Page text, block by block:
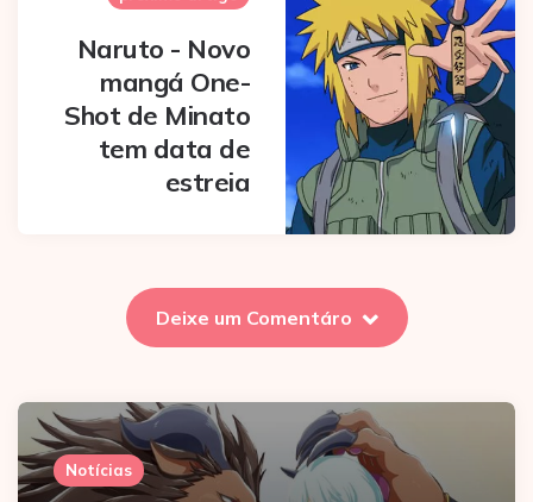
Naruto - Novo
mangá One-
Shot de Minato
tem data de
estreia
Deixe um Comentáro
Notícias